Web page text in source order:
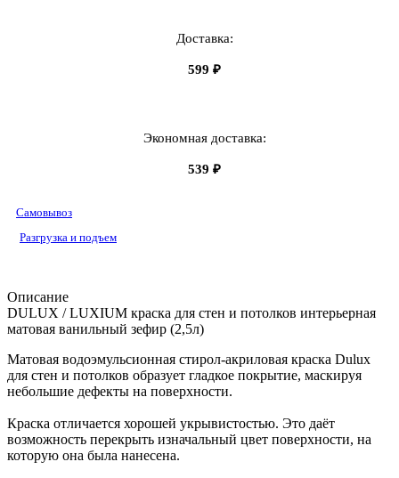
Доставка:
599 ₽
Экономная доставка:
539 ₽
Самовывоз
Разгрузка и подъем
Описание
DULUX / LUXIUM краска для стен и потолков интерьерная
матовая ванильный зефир (2,5л)
Матовая водоэмульсионная стирол-акриловая краска Dulux
для стен и потолков образует гладкое покрытие, маскируя
небольшие дефекты на поверхности.
Краска отличается хорошей укрывистостью. Это даёт
возможность перекрыть изначальный цвет поверхности, на
которую она была нанесена.